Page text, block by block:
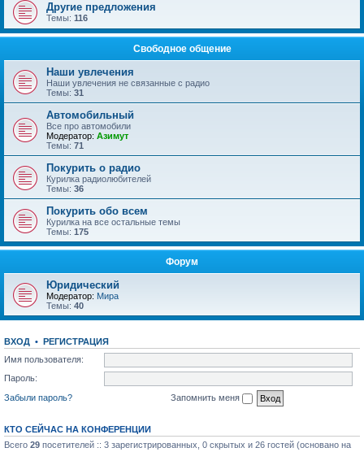
Другие предложения
Темы: 116
Свободное общение
Наши увлечения
Наши увлечения не связанные с радио
Темы: 31
Автомобильный
Все про автомобили
Модератор: Азимут
Темы: 71
Покурить о радио
Курилка радиолюбителей
Темы: 36
Покурить обо всем
Курилка на все остальные темы
Темы: 175
Форум
Юридический
Модератор: Мира
Темы: 40
ВХОД • РЕГИСТРАЦИЯ
Имя пользователя:
Пароль:
Забыли пароль?
Запомнить меня
КТО СЕЙЧАС НА КОНФЕРЕНЦИИ
Всего 29 посетителей :: 3 зарегистрированных, 0 скрытых и 26 гостей (основано на